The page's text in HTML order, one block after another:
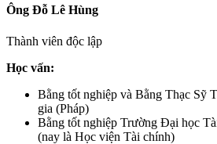
Ông Đỗ Lê Hùng
Thành viên độc lập
Học vấn:
Bằng tốt nghiệp và Bằng Thạc Sỹ
gia (Pháp)
Bằng tốt nghiệp Trường Đại học
(nay là Học viện Tài chính)